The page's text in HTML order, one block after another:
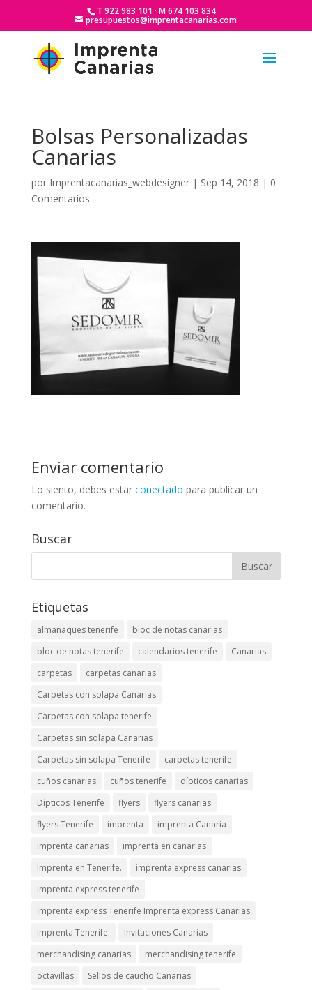
T 922 983 101 · M 674 103 834
presupuestos@imprentacanarias.com
Bolsas Personalizadas
Canarias
por Imprentacanarias_webdesigner| Sep 14, 2018 | 0
Comentarios
Enviar comentario
Lo siento, debes estar conectado para publicar un
comentario.
Buscar
Etiquetas
almanaques tenerife
bloc de notas canarias
bloc de notas tenerife
calendarios tenerife
Canarias
carpetas
carpetas canarias
Carpetas con solapa Canarias
Carpetas con solapa tenerife
Carpetas sin solapa Canarias
Carpetas sin solapa Tenerife
carpetas tenerife
cuños canarias
cuños tenerife
dípticos canarias
Dípticos Tenerife
flyers
flyers canarias
flyers Tenerife
imprenta
imprenta Canaria
imprenta canarias
imprenta en canarias
Imprenta en Tenerife.
imprenta express canarias
imprenta express tenerife
Imprenta express Tenerife Imprenta express Canarias
imprenta Tenerife.
Invitaciones Canarias
merchandising canarias
merchandising tenerife
octavillas
Sellos de caucho Canarias